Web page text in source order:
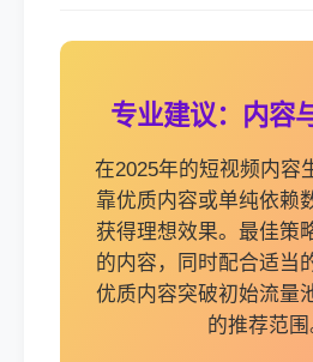
专业建议：内容
在2025年的短视频内容
靠优质内容或单纯依赖
获得理想效果。最佳策
的内容，同时配合适当
优质内容突破初始流量
的推荐范围